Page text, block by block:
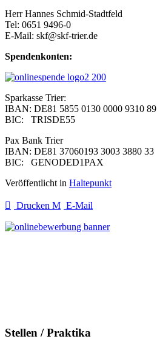
Herr Hannes Schmid-Stadtfeld
Tel: 0651 9496-0
E-Mail: skf@skf-trier.de
Spendenkonten:
Sparkasse Trier:
IBAN: DE81 5855 0130 0000 9310 89
BIC: TRISDE55
Pax Bank Trier
IBAN: DE81 37060193 3003 3880 33
BIC: GENODED1PAX
Veröffentlicht in Haltepunkt
Drucken E-Mail
Stellen / Praktika